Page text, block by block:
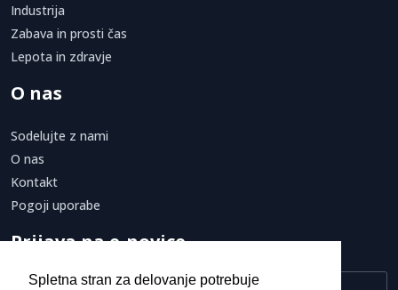
Spletna stran za delovanje potrebuje
Industrija
Zabava in prosti čas
Lepota in zdravje
O nas
Sodelujte z nami
O nas
Kontakt
Pogoji uporabe
Prijava na e-novice